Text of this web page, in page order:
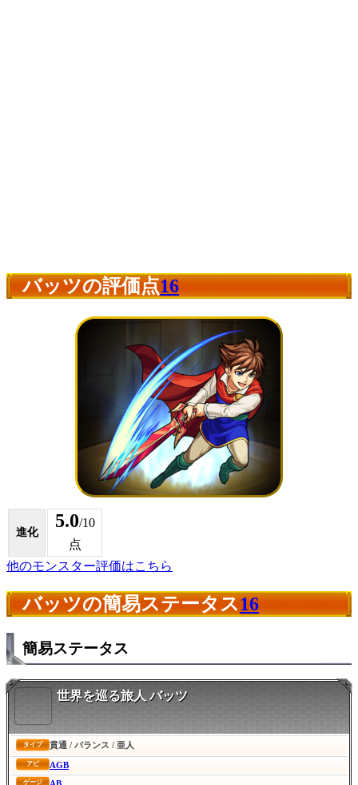
バッツの評価点16
進化
5.0/10
点
他のモンスター評価はこちら
バッツの簡易ステータス16
簡易ステータス
世界を巡る旅人 バッツ
タイプ 貫通 / バランス / 亜人
アビ AGB
ゲージ